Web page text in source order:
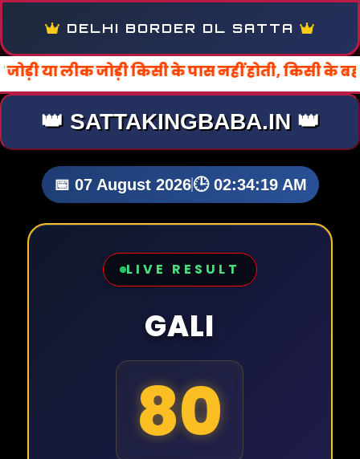
DELHI BORDER DL SATTA
के पास नहीं होती, किसी के बहकावे में न आये।
👑 SATTAKINGBABA.IN 👑
📅 07 August 2026🕒 02:34:21 AM
LIVE RESULT
GALI
80